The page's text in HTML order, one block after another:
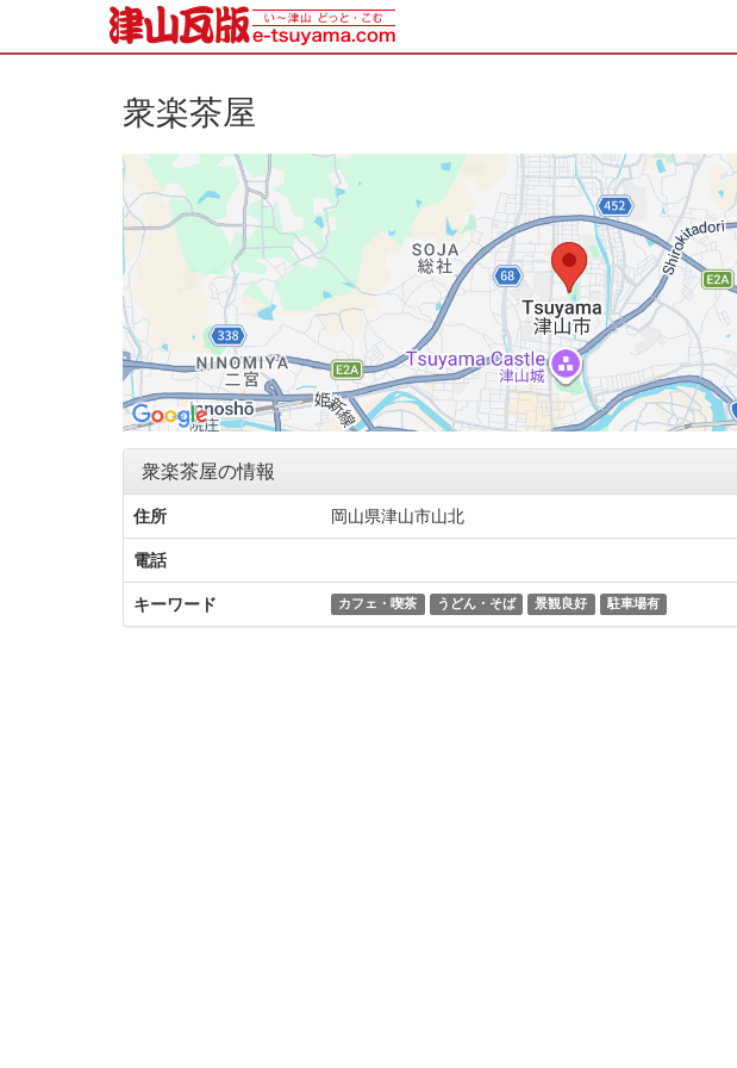
衆楽茶屋
衆楽茶屋の情報
住所 岡山県津山市山北
電話
キーワード カフェ・喫茶 うどん・そば 景観良好 駐車場有